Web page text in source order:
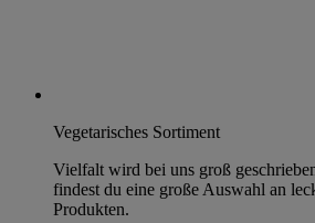
Vegetarisches Sortiment
Vielfalt wird bei uns groß
findest du eine große Auswahl an
Produkten.